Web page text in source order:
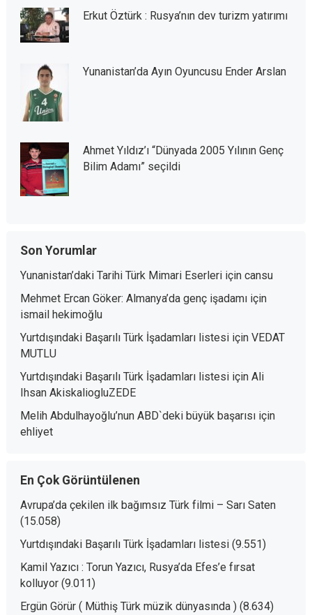
Erkut Öztürk : Rusya’nın dev turizm yatırımı
Yunanistan’da Ayın Oyuncusu Ender Arslan
Ahmet Yıldız’ı “Dünyada 2005 Yılının Genç
Bilim Adamı” seçildi
Son Yorumlar
Yunanistan’daki Tarihi Türk Mimari Eserleriiçin cansu
Mehmet Ercan Göker: Almanya’da genç işadamıiçin
ismail hekimoğlu
Yurtdışındaki Başarılı Türk İşadamları listesiiçin VEDAT
MUTLU
Yurtdışındaki Başarılı Türk İşadamları listesiiçin Ali
Ihsan AkiskaliogluZEDE
Melih Abdulhayoğlu’nun ABD`deki büyük başarısıiçin
ehliyet
En Çok Görüntülenen
Avrupa’da çekilen ilk bağımsız Türk filmi – Sarı Saten
(15.058)
Yurtdışındaki Başarılı Türk İşadamları listesi (9.551)
Kamil Yazıcı : Torun Yazıcı, Rusya’da Efes’e fırsat
kolluyor (9.011)
Ergün Görür ( Müthiş Türk müzik dünyasında ) (8.634)